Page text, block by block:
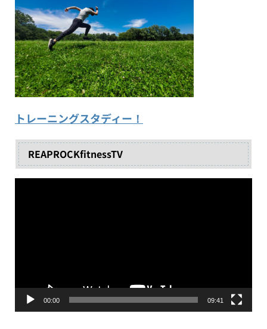
トレーニングスタディー！
REAPROCKfitnessTV
00:00 09:41